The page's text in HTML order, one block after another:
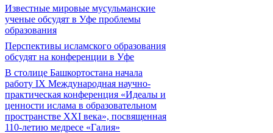
Известные мировые мусульманские
ученые обсудят в Уфе проблемы
образования
Перспективы исламского образования
обсудят на конференции в Уфе
В столице Башкортостана начала
работу IX Международная научно-
практическая конференция «Идеалы и
ценности ислама в образовательном
пространстве XXI века», посвященная
110-летию медресе «Галия»